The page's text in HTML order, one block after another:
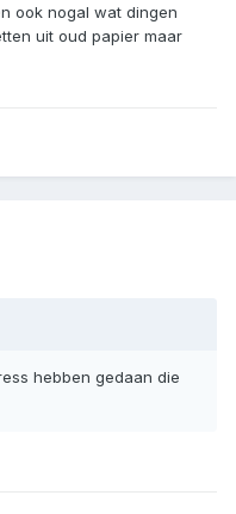
ook nogal wat dingen
uit oud papier maar
hebben gedaan die